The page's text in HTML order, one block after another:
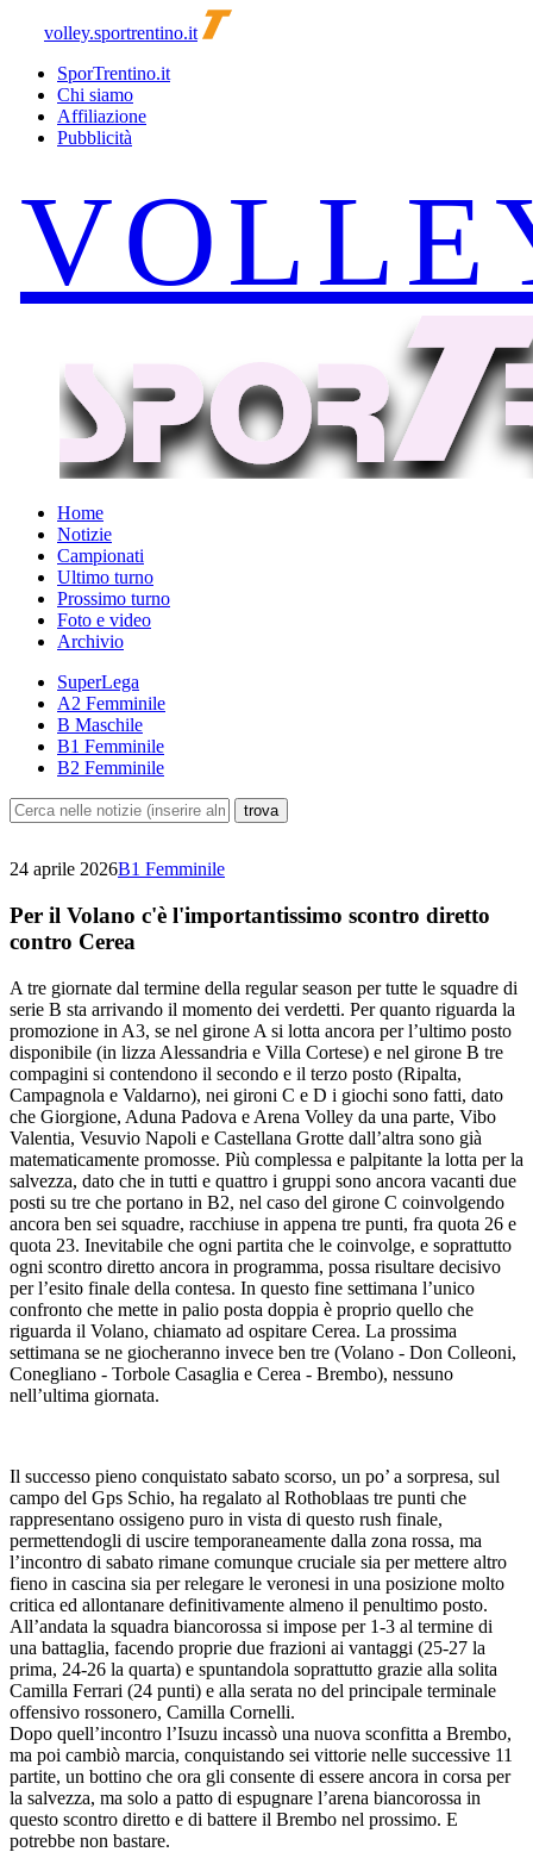
volley.sportrentino.it
SporTrentino.it
Chi siamo
Affiliazione
Pubblicità
Home
Notizie
Campionati
Ultimo turno
Prossimo turno
Foto e video
Archivio
SuperLega
A2 Femminile
B Maschile
B1 Femminile
B2 Femminile
24 aprile 2026B1 Femminile
Per il Volano c'è l'importantissimo scontro diretto
contro Cerea
A tre giornate dal termine della regular season per tutte le squadre di
serie B sta arrivando il momento dei verdetti. Per quanto riguarda la
promozione in A3, se nel girone A si lotta ancora per l’ultimo posto
disponibile (in lizza Alessandria e Villa Cortese) e nel girone B tre
compagini si contendono il secondo e il terzo posto (Ripalta,
Campagnola e Valdarno), nei gironi C e D i giochi sono fatti, dato
che Giorgione, Aduna Padova e Arena Volley da una parte, Vibo
Valentia, Vesuvio Napoli e Castellana Grotte dall’altra sono già
matematicamente promosse. Più complessa e palpitante la lotta per la
salvezza, dato che in tutti e quattro i gruppi sono ancora vacanti due
posti su tre che portano in B2, nel caso del girone C coinvolgendo
ancora ben sei squadre, racchiuse in appena tre punti, fra quota 26 e
quota 23. Inevitabile che ogni partita che le coinvolge, e soprattutto
ogni scontro diretto ancora in programma, possa risultare decisivo
per l’esito finale della contesa. In questo fine settimana l’unico
confronto che mette in palio posta doppia è proprio quello che
riguarda il Volano, chiamato ad ospitare Cerea. La prossima
settimana se ne giocheranno invece ben tre (Volano - Don Colleoni,
Conegliano - Torbole Casaglia e Cerea - Brembo), nessuno
nell’ultima giornata.
Il successo pieno conquistato sabato scorso, un po’ a sorpresa, sul
campo del Gps Schio, ha regalato al Rothoblaas tre punti che
rappresentano ossigeno puro in vista di questo rush finale,
permettendogli di uscire temporaneamente dalla zona rossa, ma
l’incontro di sabato rimane comunque cruciale sia per mettere altro
fieno in cascina sia per relegare le veronesi in una posizione molto
critica ed allontanare definitivamente almeno il penultimo posto.
All’andata la squadra biancorossa si impose per 1-3 al termine di
una battaglia, facendo proprie due frazioni ai vantaggi (25-27 la
prima, 24-26 la quarta) e spuntandola soprattutto grazie alla solita
Camilla Ferrari (24 punti) e alla serata no del principale terminale
offensivo rossonero, Camilla Cornelli.
Dopo quell’incontro l’Isuzu incassò una nuova sconfitta a Brembo,
ma poi cambiò marcia, conquistando sei vittorie nelle successive 11
partite, un bottino che ora gli consente di essere ancora in corsa per
la salvezza, ma solo a patto di espugnare l’arena biancorossa in
questo scontro diretto e di battere il Brembo nel prossimo. E
potrebbe non bastare.